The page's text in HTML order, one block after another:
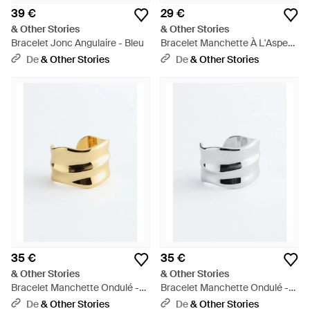
39 €
& Other Stories
Bracelet Jonc Angulaire - Bleu
De& Other Stories
29 €
& Other Stories
Bracelet Manchette À L'Aspect
Froissé - Blanc
De& Other Stories
35 €
& Other Stories
Bracelet Manchette Ondulé -
Blanc
De& Other Stories
35 €
& Other Stories
Bracelet Manchette Ondulé -
Blanc
De& Other Stories